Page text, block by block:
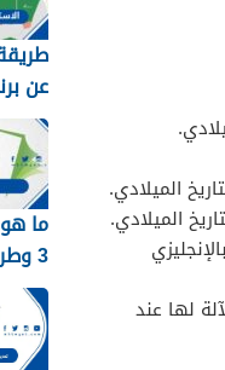
لها عند
عن
برقم
ما
3
نظام